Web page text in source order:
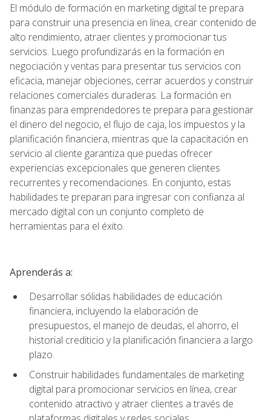
El módulo de formación en marketing digital te prepara
para construir una presencia en línea, crear contenido de
alto rendimiento, atraer clientes y promocionar tus
servicios. Luego profundizarás en la formación en
negociación y ventas para presentar tus servicios con
eficacia, manejar objeciones, cerrar acuerdos y construir
relaciones comerciales duraderas. La formación en
finanzas para emprendedores te prepara para gestionar
el dinero del negocio, el flujo de caja, los impuestos y la
planificación financiera, mientras que la capacitación en
servicio al cliente garantiza que puedas ofrecer
experiencias excepcionales que generen clientes
recurrentes y recomendaciones. En conjunto, estas
habilidades te preparan para ingresar con confianza al
mercado digital con un conjunto completo de
herramientas para el éxito.
Aprenderás a:
Desarrollar sólidas habilidades de educación
financiera, incluyendo la elaboración de
presupuestos, el manejo de deudas, el ahorro, el
historial crediticio y la planificación financiera a largo
plazo.
Construir habilidades fundamentales de marketing
digital para promocionar servicios en línea, crear
contenido atractivo y atraer clientes a través de